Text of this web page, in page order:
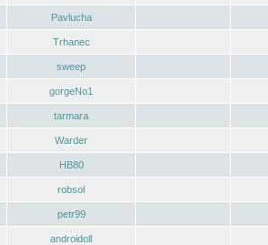
Pavlucha
Trhanec
sweep
gorgeNo1
tarmara
Warder
HB80
robsol
petr99
androidoll